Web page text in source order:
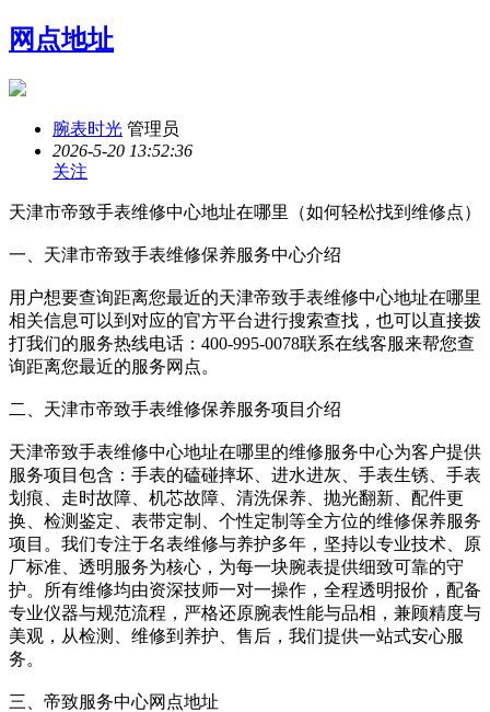
网点地址
腕表时光 管理员
2026-5-20 13:52:36
关注
天津市帝致手表维修中心地址在哪里（如何轻松找到维修点）
一、天津市帝致手表维修保养服务中心介绍
用户想要查询距离您最近的天津帝致手表维修中心地址在哪里
相关信息可以到对应的官方平台进行搜索查找，也可以直接拨
打我们的服务热线电话：400-995-0078联系在线客服来帮您查
询距离您最近的服务网点。
二、天津市帝致手表维修保养服务项目介绍
天津帝致手表维修中心地址在哪里的维修服务中心为客户提供
服务项目包含：手表的磕碰摔坏、进水进灰、手表生锈、手表
划痕、走时故障、机芯故障、清洗保养、抛光翻新、配件更
换、检测鉴定、表带定制、个性定制等全方位的维修保养服务
项目。我们专注于名表维修与养护多年，坚持以专业技术、原
厂标准、透明服务为核心，为每一块腕表提供细致可靠的守
护。所有维修均由资深技师一对一操作，全程透明报价，配备
专业仪器与规范流程，严格还原腕表性能与品相，兼顾精度与
美观，从检测、维修到养护、售后，我们提供一站式安心服
务。
三、帝致服务中心网点地址